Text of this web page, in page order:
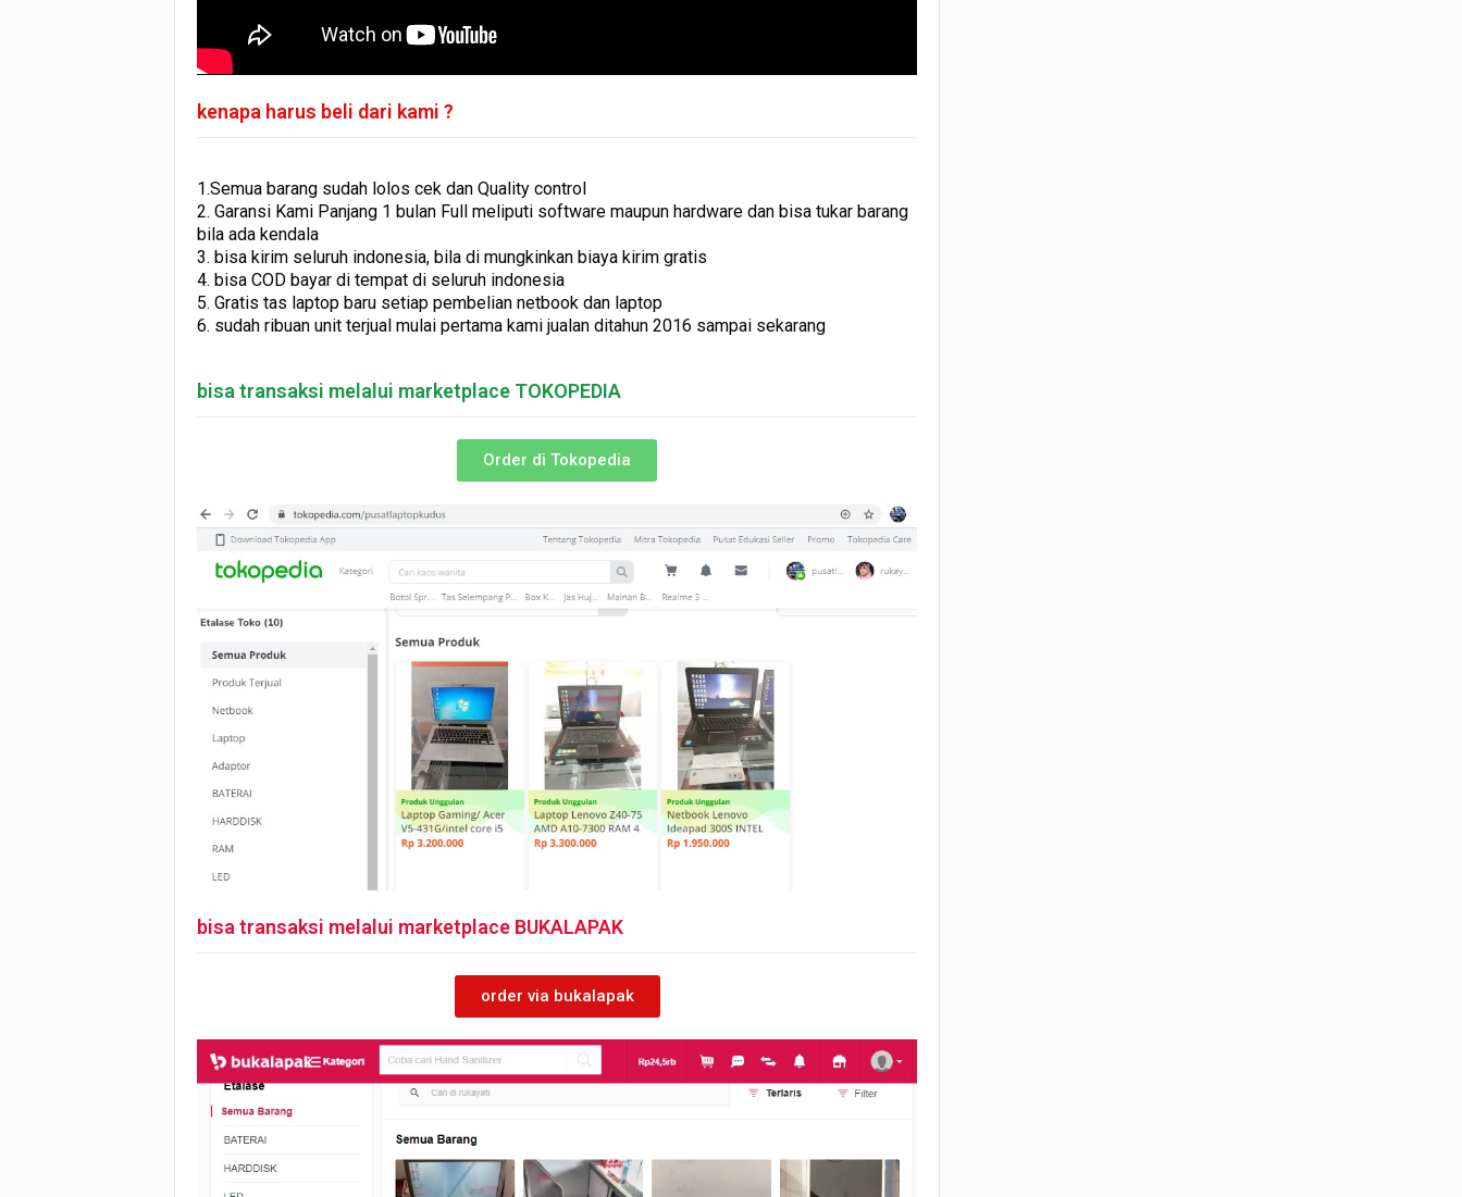
kenapa harus beli dari kami ?
1.Semua barang sudah lolos cek dan Quality control
2. Garansi Kami Panjang 1 bulan Full meliputi software maupun hardware dan bisa tukar barang
bila ada kendala
3. bisa kirim seluruh indonesia, bila di mungkinkan biaya kirim gratis
4. bisa COD bayar di tempat di seluruh indonesia
5. Gratis tas laptop baru setiap pembelian netbook dan laptop
6. sudah ribuan unit terjual mulai pertama kami jualan ditahun 2016 sampai sekarang
bisa transaksi melalui marketplace TOKOPEDIA
Order di Tokopedia
bisa transaksi melalui marketplace BUKALAPAK
order via bukalapak